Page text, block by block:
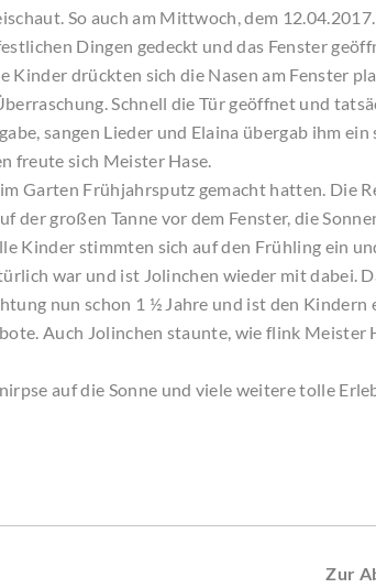
So auch am Mittwoch, dem
Dingen gedeckt und das Fenster
Kinder drückten sich die Nasen am Fenster
Schnell die Tür geöffnet und
sangen Lieder und Elaina übergab ihm ein
freute sich Meister Hase.
Garten Frühjahrsputz gemacht hatten. Die
der großen Tanne vor dem Fenster, die
Kinder stimmten sich auf den Frühling ein
war und ist Jolinchen wieder mit dabei.
nun schon 1 ½ Jahre und ist den
Auch Jolinchen staunte, wie flink Meister
auf die Sonne und viele weitere tolle
Zur